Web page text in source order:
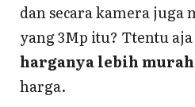
dan secara kamera
yang 3Mp itu? Ttentu
harganya lebih murah
harga.